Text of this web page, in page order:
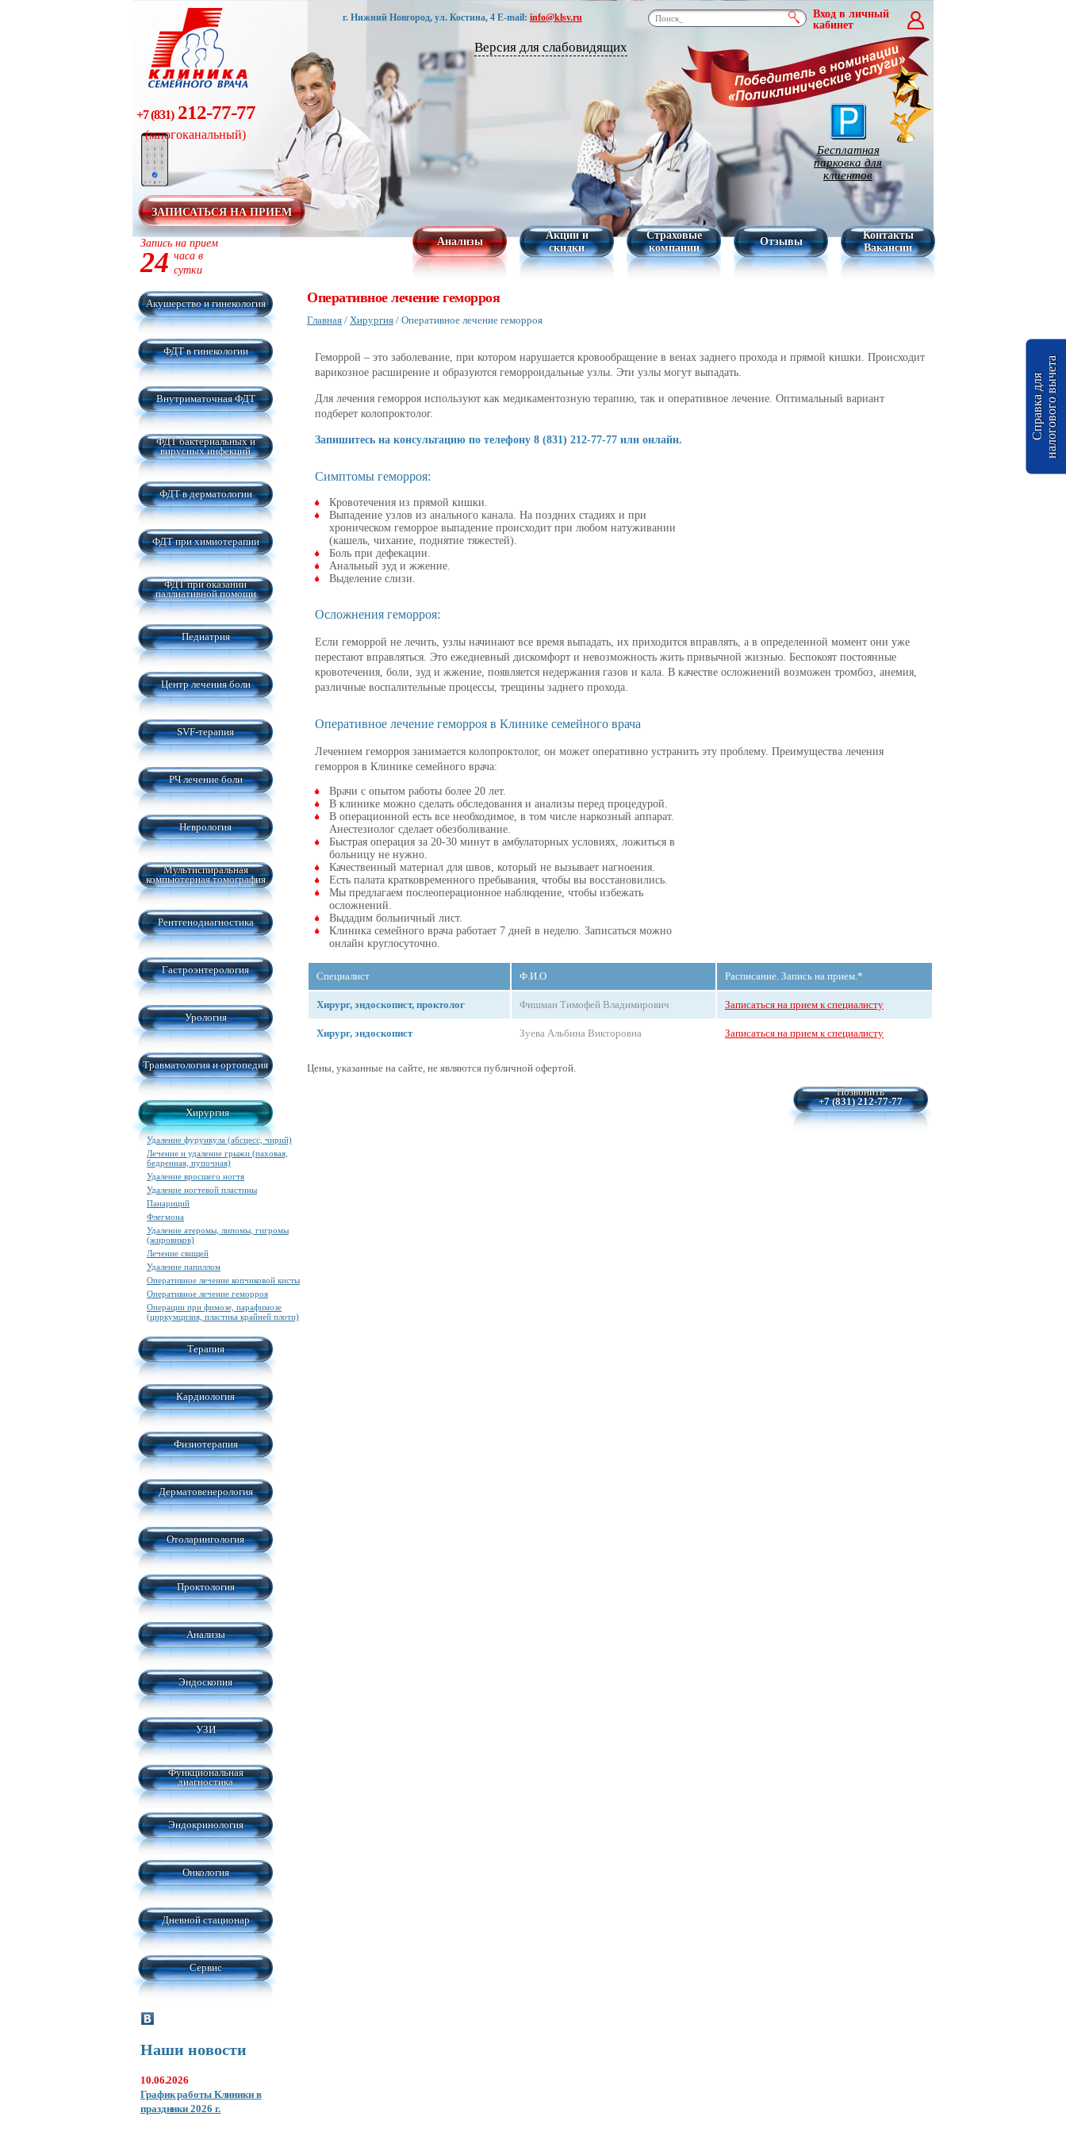
ЗАПИСАТЬСЯ НА ПРИЕМ
г. Нижний Новгород, ул. Костина, 4 E-mail: info@klsv.ru
+7 (831)212-77-77
(многоканальный)
Версия для слабовидящих
Вход в личный
кабинет
Бесплатная
парковка для
клиентов
Запись на прием
24 часа в
сутки
Анализы
Акции и
скидки
Страховые
компании
Отзывы
Контакты
Вакансии
Акушерство и гинекология
ФДТ в гинекологии
Внутриматочная ФДТ
ФДТ бактериальных и
вирусных инфекций
ФДТ в дерматологии
ФДТ при химиотерапии
ФДТ при оказании
паллиативной помощи
Педиатрия
Центр лечения боли
SVF-терапия
РЧ лечение боли
Неврология
Мультиспиральная
компьютерная томография
Рентгенодиагностика
Гастроэнтерология
Урология
Травматология и ортопедия
Хирургия
Удаление фурункула (абсцесс, чирий)
Лечение и удаление грыжи (паховая,
бедренная, пупочная)
Удаление вросшего ногтя
Удаление ногтевой пластины
Панариций
Флегмона
Удаление атеромы, липомы, гигромы
(жировиков)
Лечение свищей
Удаление папиллом
Оперативное лечение копчиковой кисты
Оперативное лечение геморроя
Операции при фимозе, парафимозе
(циркумцизия, пластика крайней плоти)
Терапия
Кардиология
Физиотерапия
Дерматовенерология
Отоларингология
Проктология
Анализы
Эндоскопия
УЗИ
Функциональная
диагностика
Эндокринология
Онкология
Дневной стационар
Сервис
Наши новости
10.06.2026
График работы Клиники в
праздники 2026 г.
Оперативное лечение геморроя
Главная / Хирургия / Оперативное лечение геморроя
Геморрой – это заболевание, при котором нарушается кровообращение в венах заднего прохода и прямой кишки. Происходит
варикозное расширение и образуются геморроидальные узлы. Эти узлы могут выпадать.
Для лечения геморроя используют как медикаментозную терапию, так и оперативное лечение. Оптимальный вариант
подберет колопроктолог.
Запишитесь на консультацию по телефону 8 (831) 212-77-77 или онлайн.
Симптомы геморроя:
Кровотечения из прямой кишки.
Выпадение узлов из анального канала. На поздних стадиях и при
хроническом геморрое выпадение происходит при любом натуживании
(кашель, чихание, поднятие тяжестей).
Боль при дефекации.
Анальный зуд и жжение.
Выделение слизи.
Осложнения геморроя:
Если геморрой не лечить, узлы начинают все время выпадать, их приходится вправлять, а в определенной момент они уже
перестают вправляться. Это ежедневный дискомфорт и невозможность жить привычной жизнью. Беспокоят постоянные
кровотечения, боли, зуд и жжение, появляется недержания газов и кала. В качестве осложнений возможен тромбоз, анемия,
различные воспалительные процессы, трещины заднего прохода.
Оперативное лечение геморроя в Клинике семейного врача
Лечением геморроя занимается колопроктолог, он может оперативно устранить эту проблему. Преимущества лечения
геморроя в Клинике семейного врача:
Врачи с опытом работы более 20 лет.
В клинике можно сделать обследования и анализы перед процедурой.
В операционной есть все необходимое, в том числе наркозный аппарат.
Анестезиолог сделает обезболивание.
Быстрая операция за 20-30 минут в амбулаторных условиях, ложиться в
больницу не нужно.
Качественный материал для швов, который не вызывает нагноения.
Есть палата кратковременного пребывания, чтобы вы восстановились.
Мы предлагаем послеоперационное наблюдение, чтобы избежать
осложнений.
Выдадим больничный лист.
Клиника семейного врача работает 7 дней в неделю. Записаться можно
онлайн круглосуточно.
Специалист Ф.И.О Расписание. Запись на прием.*
Хирург, эндоскопист, проктолог Фишман Тимофей Владимирович Записаться на прием к специалисту
Хирург, эндоскопист Зуева Альбина Викторовна Записаться на прием к специалисту
Цены, указанные на сайте, не являются публичной офертой.
Позвонить
+7 (831) 212-77-77
С
п
р
а
в
к
а
д
л
я
н
а
л
о
г
о
в
о
г
о
в
ы
ч
е
та